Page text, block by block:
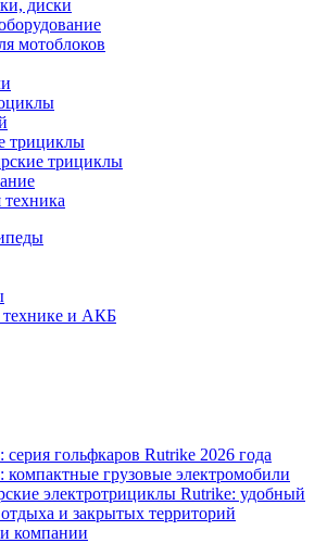
диски
мотоблоков
трициклы
трициклы
и АКБ
гольфкаров Rutrike 2026 года
грузовые электромобили
электротрициклы Rutrike: удобный
и закрытых территорий
компании